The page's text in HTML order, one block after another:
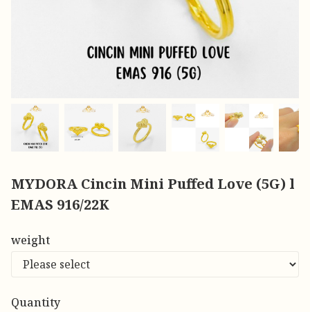
MYDORA Cincin Mini Puffed Love (5G) l
EMAS 916/22K
weight
Quantity